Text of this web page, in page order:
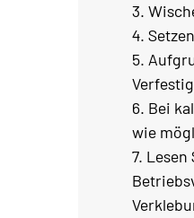
3.
4.
5.
6. Bei
wie
7.